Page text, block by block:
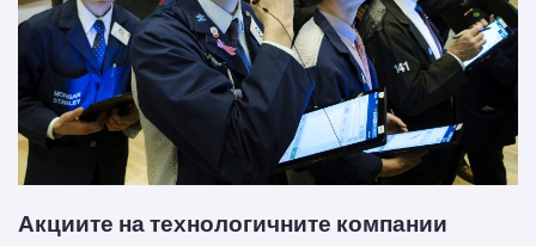
Акциите на технологичните компании